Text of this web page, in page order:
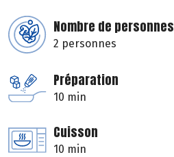
Nombre de personnes
2 personnes
Préparation
10 min
Cuisson
10 min